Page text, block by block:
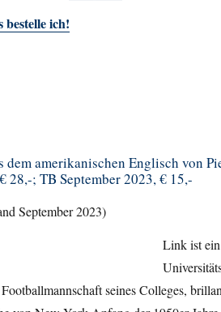
bestelle ich!
dem amerikanischen Englisch von
28,-; TB September 2023, € 15,-
September 2023)
Link ist
seines Colleges,